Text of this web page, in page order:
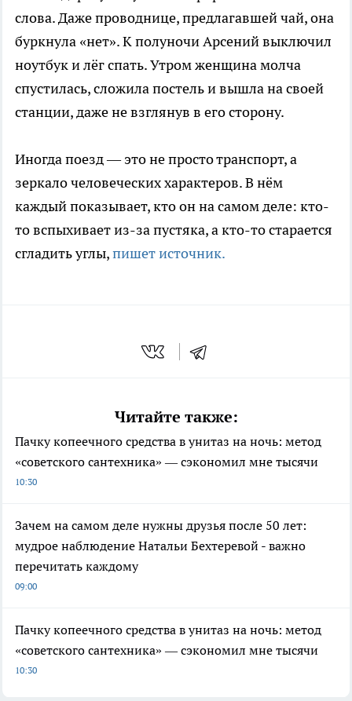
слова. Даже проводнице, предлагавшей чай, она
буркнула «нет». К полуночи Арсений выключил
ноутбук и лёг спать. Утром женщина молча
спустилась, сложила постель и вышла на своей
станции, даже не взглянув в его сторону.
Иногда поезд — это не просто транспорт, а
зеркало человеческих характеров. В нём
каждый показывает, кто он на самом деле: кто-
то вспыхивает из-за пустяка, а кто-то старается
сгладить углы,пишет источник.
Читайте также:
Пачку копеечного средства в унитаз на ночь: метод
«советского сантехника» — сэкономил мне тысячи
10:30
Зачем на самом деле нужны друзья после 50 лет:
мудрое наблюдение Натальи Бехтеревой - важно
перечитать каждому
09:00
Пачку копеечного средства в унитаз на ночь: метод
«советского сантехника» — сэкономил мне тысячи
10:30